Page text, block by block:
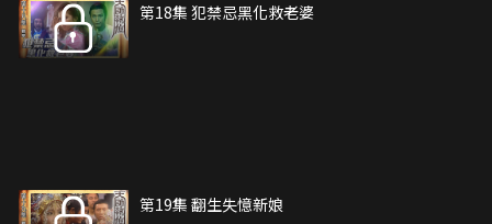
第18集 犯禁忌黑化救老婆
第19集 翻生失憶新娘